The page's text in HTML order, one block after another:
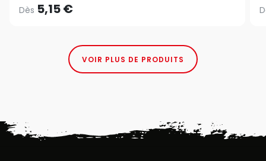
Dès 5,15 €
VOIR PLUS DE PRODUITS